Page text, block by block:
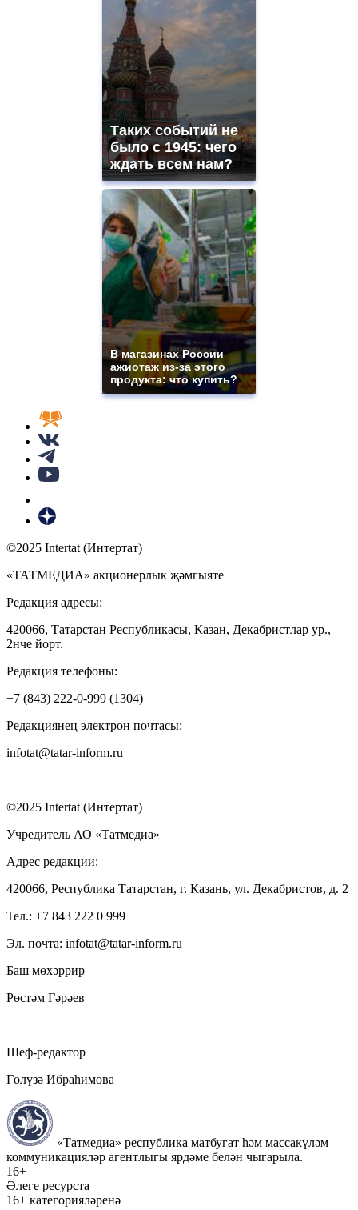
Таких событий не
было с 1945: чего
ждать всем нам?
В магазинах России
ажиотаж из-за этого
продукта: что купить?
©2025 Intertat (Интертат)
«ТАТМЕДИА» акционерлык җәмгыяте
Редакция адресы:
420066, Татарстан Республикасы, Казан, Декабристлар ур.,
2нче йорт.
Редакция телефоны:
+7 (843) 222-0-999 (1304)
Редакциянең электрон почтасы:
infotat@tatar-inform.ru
©2025 Intertat (Интертат)
Учредитель АО «Татмедиа»
Адрес редакции:
420066, Республика Татарстан, г. Казань, ул. Декабристов, д. 2
Тел.: +7 843 222 0 999
Эл. почта: infotat@tatar-inform.ru
Баш мөхәррир
Рөстәм Гәрәев
Шеф-редактор
Гөлүзә Ибраһимова
«Татмедиа» республика матбугат һәм массакүләм
коммуникацияләр агентлыгы ярдәме белән чыгарыла.
16+
Әлеге ресурста
16+ категорияләренә